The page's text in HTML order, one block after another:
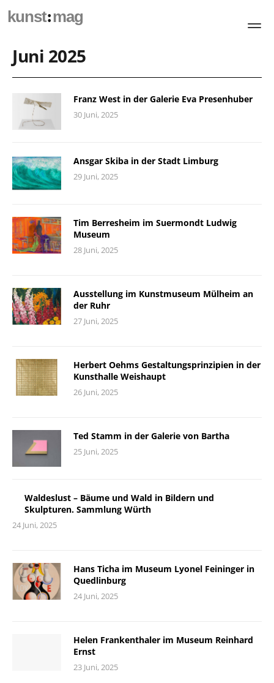
kunst:mag
Juni 2025
Franz West in der Galerie Eva Presenhuber
30 Juni, 2025
Ansgar Skiba in der Stadt Limburg
29 Juni, 2025
Tim Berresheim im Suermondt Ludwig
Museum
28 Juni, 2025
Ausstellung im Kunstmuseum Mülheim an
der Ruhr
27 Juni, 2025
Herbert Oehms Gestaltungsprinzipien in der
Kunsthalle Weishaupt
26 Juni, 2025
Ted Stamm in der Galerie von Bartha
25 Juni, 2025
Waldeslust – Bäume und Wald in Bildern und
Skulpturen. Sammlung Würth
24 Juni, 2025
Hans Ticha im Museum Lyonel Feininger in
Quedlinburg
24 Juni, 2025
Helen Frankenthaler im Museum Reinhard
Ernst
23 Juni, 2025